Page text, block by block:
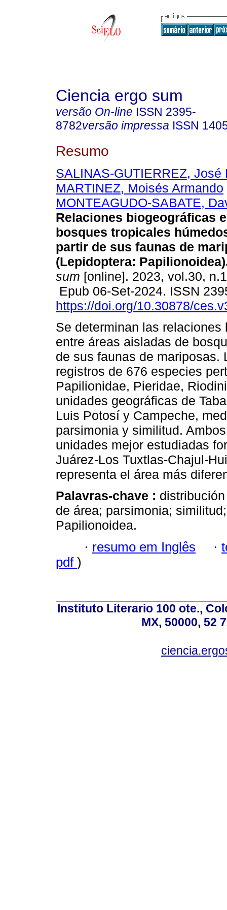
Ciencia ergo sum
versão On-line ISSN 2395-
8782versão impressa ISSN
Resumo
SALINAS-GUTIERREZ, José
MARTINEZ, Moisés Armando
MONTEAGUDO-SABATE,
Relaciones biogeográficas
bosques tropicales
partir de sus faunas de
(Lepidoptera:
sum [online]. 2023, vol.30,
Epub 06-Set-2024. ISSN
https://doi.org/10.30878/
Se determinan las relaciones
entre áreas aisladas de
de sus faunas de mariposas.
registros de 676 especies
Papilionidae, Pieridae,
unidades geográficas de
Luis Potosí y Campeche,
parsimonia y similitud.
unidades mejor estudiadas
Juárez-Los Tuxtlas-Chajul-
representa el área más
Palavras-chave :
de área; parsimonia;
Papilionoidea.
· resumo em Inglês ·
pdf )
Instituto Literario 100 ote.,
MX, 50000, 52